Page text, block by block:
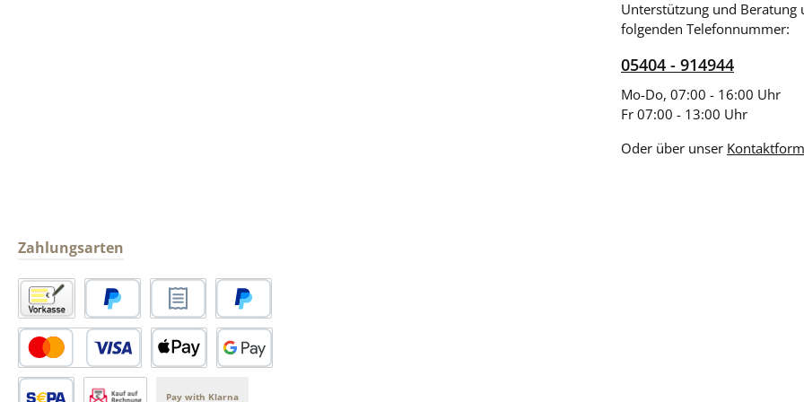
Unterstützung und Beratung
folgenden Telefonnummer:
05404 - 914944
Mo-Do, 07:00 - 16:00 Uhr
Fr 07:00 - 13:00 Uhr
Oder über unser
Zahlungsarten
Vorkasse PayPal RechnungskaufSpäter Bezahlen
PayPal Kredit- oder Debitkarte
Pay with Klarna